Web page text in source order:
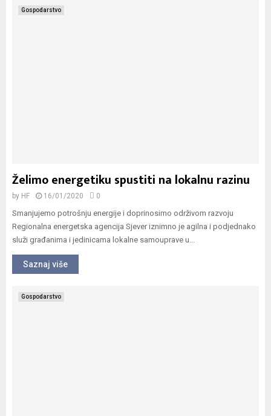
Gospodarstvo
Želimo energetiku spustiti na lokalnu razinu
by HF 16/01/2020 0
Smanjujemo potrošnju energije i doprinosimo održivom razvoju
Regionalna energetska agencija Sjever iznimno je agilna i podjednako
služi građanima i jedinicama lokalne samouprave u...
Saznaj više
Gospodarstvo